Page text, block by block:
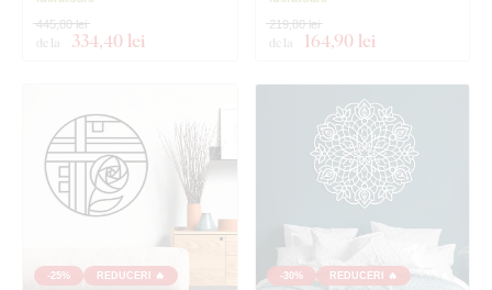
de la 334,40 lei
445,80 lei
de la 164,90 lei
219,80 lei
-25% REDUCERI 🔥 -30% REDUCERI 🔥